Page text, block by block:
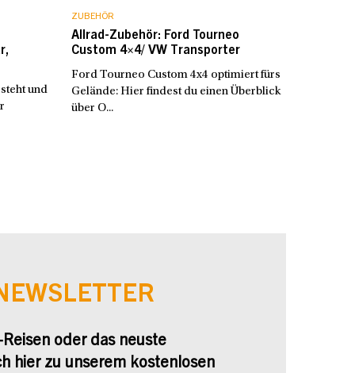
und
ZUBEHÖR
Allrad-Zubehör: Ford Tourneo
Custom 4×4/ VW Transporter
Ford Tourneo Custom 4x4 optimiert fürs
Gelände: Hier findest du einen Überblick
über O...
oder das neuste
hier zu unserem kostenlosen